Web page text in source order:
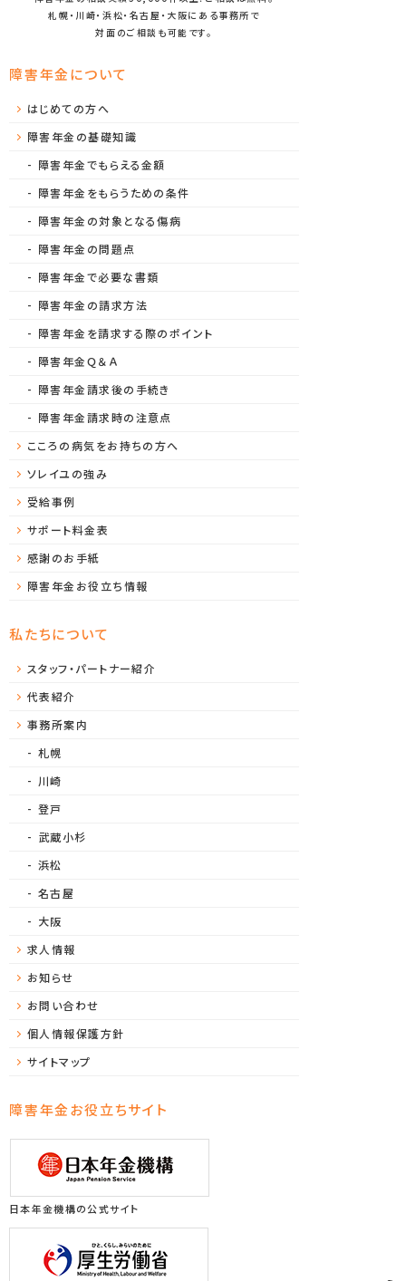
札幌・川崎・浜松・名古屋・大阪にある事務所で
対面のご相談も可能です。
障害年金について
はじめての方へ
障害年金の基礎知識
障害年金でもらえる金額
障害年金をもらうための条件
障害年金の対象となる傷病
障害年金の問題点
障害年金で必要な書類
障害年金の請求方法
障害年金を請求する際のポイント
障害年金Ｑ＆Ａ
障害年金請求後の手続き
障害年金請求時の注意点
こころの病気をお持ちの方へ
ソレイユの強み
受給事例
サポート料金表
感謝のお手紙
障害年金お役立ち情報
私たちについて
スタッフ・パートナー紹介
代表紹介
事務所案内
札幌
川崎
登戸
武蔵小杉
浜松
名古屋
大阪
求人情報
お知らせ
お問い合わせ
個人情報保護方針
サイトマップ
障害年金お役立ちサイト
日本年金機構の公式サイト